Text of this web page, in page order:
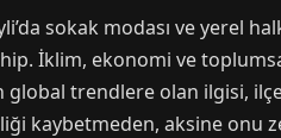
sokak modası ve yerel
İklim, ekonomi ve
global trendlere olan ilgisi,
kaybetmeden, aksine onu